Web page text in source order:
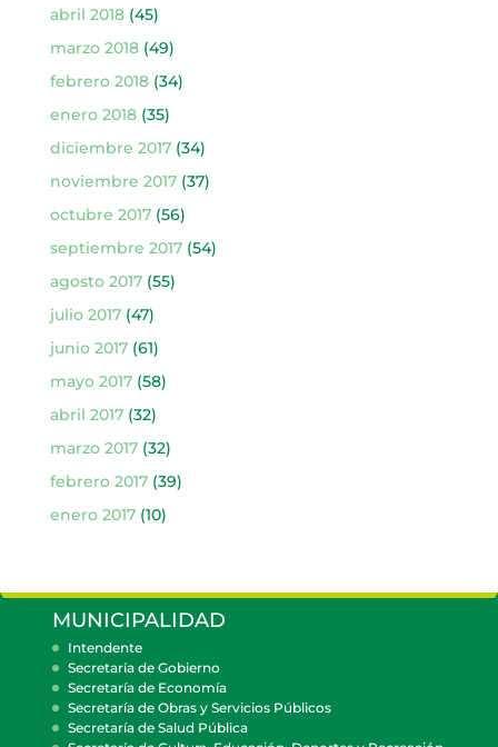
abril 2018(45)
marzo 2018(49)
febrero 2018(34)
enero 2018(35)
diciembre 2017(34)
noviembre 2017(37)
octubre 2017(56)
septiembre 2017(54)
agosto 2017(55)
julio 2017(47)
junio 2017(61)
mayo 2017(58)
abril 2017(32)
marzo 2017(32)
febrero 2017(39)
enero 2017(10)
MUNICIPALIDAD
Intendente
Secretaría de Gobierno
Secretaría de Economía
Secretaría de Obras y Servicios Públicos
Secretaría de Salud Pública